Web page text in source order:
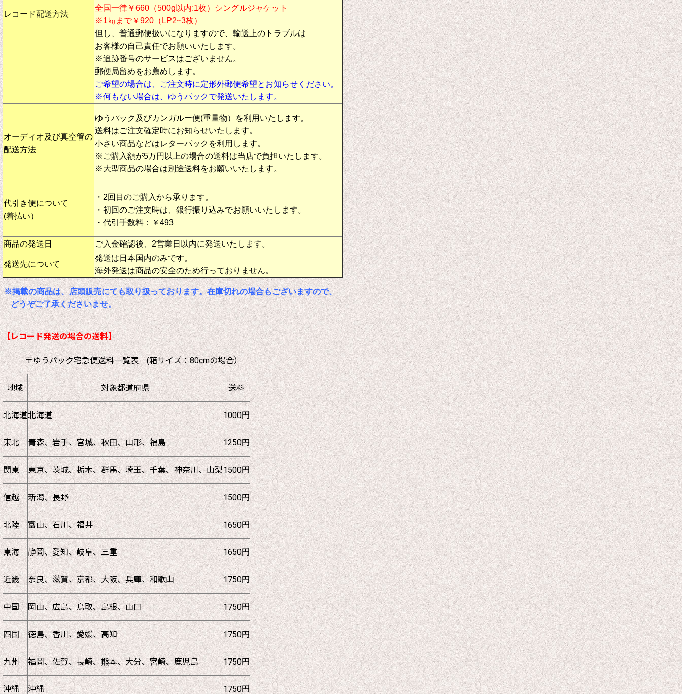
レコード配送方法
全国一律￥660（500g以内:1枚）シングルジャケット
※1㎏まで￥920（LP2~3枚）
但し、 普通郵便扱いになりますので、輸送上のトラブルは
お客様の自己責任でお願いいたします。
※追跡番号のサービスはございません。
郵便局留めをお薦めします。
ご希望の場合は、ご注文時に定形外郵便希望とお知らせください。
※何もない場合は、ゆうパックで発送いたします。
オーディオ及び真空管の
配送方法
ゆうパック及びカンガルー便(重量物）を利用いたします。
送料はご注文確定時にお知らせいたします。
小さい商品などはレターパックを利用します。
※ご購入額が5万円以上の場合の送料は当店で負担いたします。
※大型商品の場合は別途送料をお願いいたします。
代引き便について
(着払い）
・2回目のご購入から承ります。
・初回のご注文時は、銀行振り込みでお願いいたします。
・代引手数料：￥493
商品の発送日 ご入金確認後、2営業日以内に発送いたします。
発送先について
発送は日本国内のみです。
海外発送は商品の安全のため行っておりません。
※掲載の商品は、店頭販売にても取り扱っております。在庫切れの場合もございますので、
どうぞご了承くださいませ。
【レコード発送の場合の送料】
〒ゆうパック宅急便送料一覧表 (箱サイズ：80cmの場合）
地域 対象都道府県 送料
北海道北海道 1000円
東北 青森、岩手、宮城、秋田、山形、福島 1250円
関東 東京、茨城、栃木、群馬、埼玉、千葉、神奈川、山梨1500円
信越 新潟、長野 1500円
北陸 富山、石川、福井 1650円
東海 静岡、愛知、岐阜、三重 1650円
近畿 奈良、滋賀、京都、大阪、兵庫、和歌山 1750円
中国 岡山、広島、鳥取、島根、山口 1750円
四国 徳島、香川、愛媛、高知 1750円
九州 福岡、佐賀、長崎、熊本、大分、宮崎、鹿児島 1750円
沖縄 沖縄 1750円